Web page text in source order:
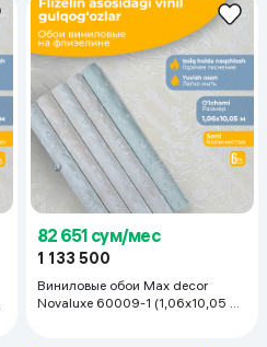
82 651 сум/мес
1 133 500
Виниловые обои Max decor
Novaluxe 60009-1 (1,06х10,05 м),